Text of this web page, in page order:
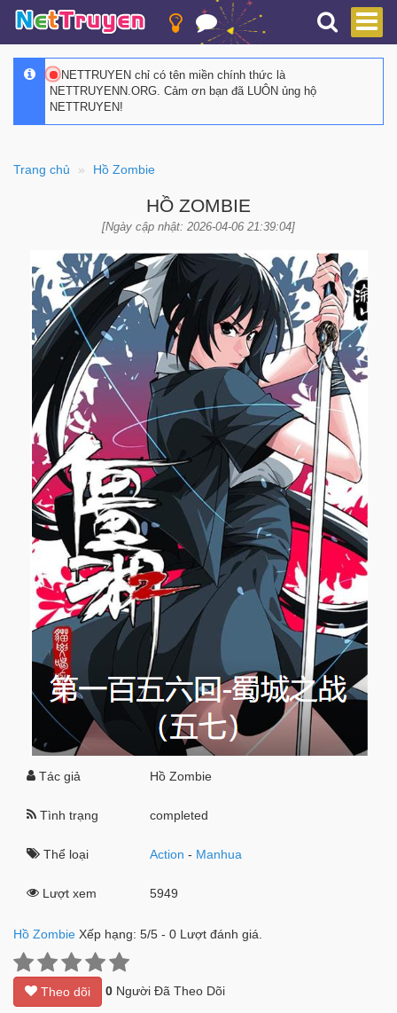
NETTRUYEN chỉ có tên miền chính thức là
NETTRUYENN.ORG. Cảm ơn bạn đã LUÔN ủng hộ
NETTRUYEN!
Trang chủ Hồ Zombie
HỒ ZOMBIE
[Ngày cập nhật: 2026-04-06 21:39:04]
Tác giả Hồ Zombie
Tình trạng completed
Thể loại Action - Manhua
Lượt xem 5949
Hồ Zombie Xếp hạng: 5/5 - 0 Lượt đánh giá.
Theo dõi 0 Người Đã Theo Dõi